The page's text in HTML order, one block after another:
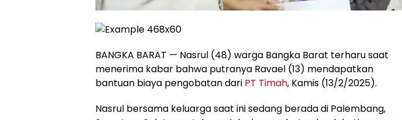
BANGKA BARAT — Nasrul (48) warga Bangka Barat terharu saat
menerima kabar bahwa putranya Ravael (13) mendapatkan
bantuan biaya pengobatan dari PT Timah, Kamis (13/2/2025).
Nasrul bersama keluarga saat ini sedang berada di Palembang,